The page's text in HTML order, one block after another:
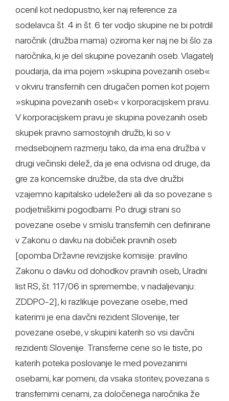
ocenil kot nedopustno, ker naj reference za
sodelavca št. 4 in št. 6 ter vodjo skupine ne bi potrdil
naročnik (družba mama) oziroma ker naj ne bi šlo za
naročnika, ki je del skupine povezanih oseb. Vlagatelj
poudarja, da ima pojem »skupina povezanih oseb«
v okviru transfernih cen drugačen pomen kot pojem
»skupina povezanih oseb« v korporacijskem pravu.
V korporacijskem pravu je skupina povezanih oseb
skupek pravno samostojnih družb, ki so v
medsebojnem razmerju tako, da ima ena družba v
drugi večinski delež, da je ena odvisna od druge, da
gre za koncernske družbe, da sta dve družbi
vzajemno kapitalsko udeleženi ali da so povezane s
podjetniškimi pogodbami. Po drugi strani so
povezane osebe v smislu transfernih cen definirane
v Zakonu o davku na dobiček pravnih oseb
[opomba Državne revizijske komisije: pravilno
Zakonu o davku od dohodkov pravnih oseb, Uradni
list RS, št. 117/06 in spremembe; v nadaljevanju:
ZDDPO-2], ki razlikuje povezane osebe, med
katerimi je ena davčni rezident Slovenije, ter
povezane osebe, v skupini katerih so vsi davčni
rezidenti Slovenije. Transferne cene so le tiste, po
katerih poteka poslovanje le med povezanimi
osebami, kar pomeni, da vsaka storitev, povezana s
transfernimi cenami, za določenega naročnika že